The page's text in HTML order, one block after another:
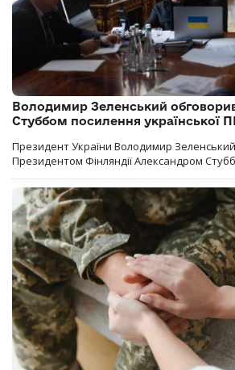
Володимир Зеленський
Стуббом посилення української
Президент України Володимир
Президентом Фінляндії Александром